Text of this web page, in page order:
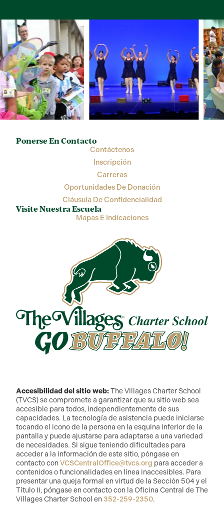
Ponerse En Contacto
Contáctenos
Inscripción
Carreras
Oportunidades De Donación
Cláusula De Confidencialidad
Visite Nuestra Escuela
Mapas E Indicaciones
Accesibilidad del sitio web:The Villages Charter School
(TVCS) se compromete a garantizar que su sitio web sea
accesible para todos, independientemente de sus
capacidades. La tecnología de asistencia puede iniciarse
tocando el icono de la persona en la esquina inferior de la
pantalla y puede ajustarse para adaptarse a una variedad
de necesidades. Si sigue teniendo dificultades para
acceder a la información de este sitio, póngase en
contacto con VCSCentralOffice@tvcs.org para acceder a
contenidos o funcionalidades en línea inaccesibles. Para
presentar una queja formal en virtud de la Sección 504 y el
Título II, póngase en contacto con la Oficina Central de The
Villages Charter School en 352-259-2350.